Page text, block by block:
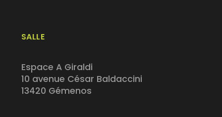
SALLE
Espace A Giraldi
10 avenue César Baldaccini
13420 Gémenos